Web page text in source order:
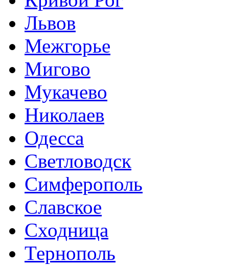
Львов
Межгорье
Мигово
Мукачево
Николаев
Одесса
Светловодск
Симферополь
Славское
Сходница
Тернополь